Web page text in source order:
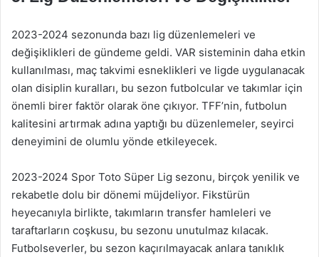
2023-2024 sezonunda bazı lig düzenlemeleri ve
değişiklikleri de gündeme geldi. VAR sisteminin daha etkin
kullanılması, maç takvimi esneklikleri ve ligde uygulanacak
olan disiplin kuralları, bu sezon futbolcular ve takımlar için
önemli birer faktör olarak öne çıkıyor. TFF’nin, futbolun
kalitesini artırmak adına yaptığı bu düzenlemeler, seyirci
deneyimini de olumlu yönde etkileyecek.
2023-2024 Spor Toto Süper Lig sezonu, birçok yenilik ve
rekabetle dolu bir dönemi müjdeliyor. Fikstürün
heyecanıyla birlikte, takımların transfer hamleleri ve
taraftarların coşkusu, bu sezonu unutulmaz kılacak.
Futbolseverler, bu sezon kaçırılmayacak anlara tanıklık